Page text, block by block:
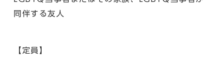
同伴する友人
【定員】